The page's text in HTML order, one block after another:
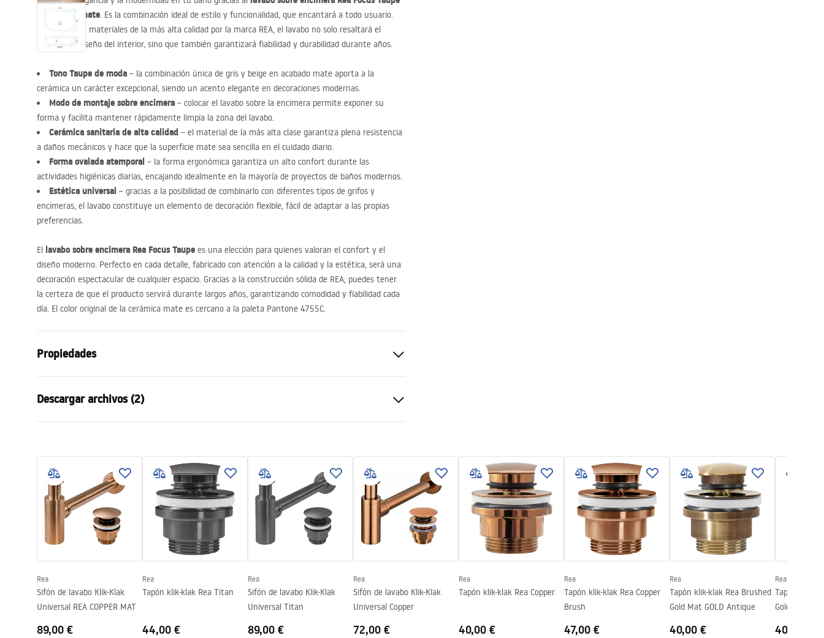
en acabado mate. Es la combinación ideal de estilo y funcionalidad, que encantará a todo usuario.
Fabricado con materiales de la más alta calidad por la marca REA, el lavabo no solo resaltará el
aspecto de diseño del interior, sino que también garantizará fiabilidad y durabilidad durante años.
Tono Taupe de moda – la combinación única de gris y beige en acabado mate aporta a la
cerámica un carácter excepcional, siendo un acento elegante en decoraciones modernas.
Modo de montaje sobre encimera – colocar el lavabo sobre la encimera permite exponer su
forma y facilita mantener rápidamente limpia la zona del lavabo.
Cerámica sanitaria de alta calidad – el material de la más alta clase garantiza plena resistencia
a daños mecánicos y hace que la superficie mate sea sencilla en el cuidado diario.
Forma ovalada atemporal – la forma ergonómica garantiza un alto confort durante las
actividades higiénicas diarias, encajando idealmente en la mayoría de proyectos de baños modernos.
Estética universal – gracias a la posibilidad de combinarlo con diferentes tipos de grifos y
encimeras, el lavabo constituye un elemento de decoración flexible, fácil de adaptar a las propias
preferencias.
El lavabo sobre encimera Rea Focus Taupe es una elección para quienes valoran el confort y el
diseño moderno. Perfecto en cada detalle, fabricado con atención a la calidad y la estética, será una
decoración espectacular de cualquier espacio. Gracias a la construcción sólida de REA, puedes tener
la certeza de que el producto servirá durante largos años, garantizando comodidad y fiabilidad cada
día. El color original de la cerámica mate es cercano a la paleta Pantone 4755C.
Propiedades
Material
Color
Beige, Imitación piedra
Anchura
mm
Altura
185
mm
Sügavus
Forma
Ovalado
Agujero del grifo
No
Agujero de desbordamiento
Descargar archivos (2)
Warranty_Terms_and_Conditions_
Basins_-_5.pdf
Rea
Sifón de lavabo Klik-Klak
Universal REA COPPER MAT
89,00 €
Rea
Tapón klik-klak Rea Titan
44,00 €
Rea
Sifón de lavabo Klik-Klak
Universal Titan
89,00 €
Rea
Sifón de lavabo Klik-Klak
Universal Copper
72,00 €
Rea
Tapón klik-klak Rea Copper
40,00 €
Rea
Tapón klik-klak Rea Copper
Brush
47,00 €
Rea
Tapón klik-klak Rea Brushed
Gold Mat GOLD Antique
40,00 €
Rea
Tapón klik-
Gold Mat
40,00 €